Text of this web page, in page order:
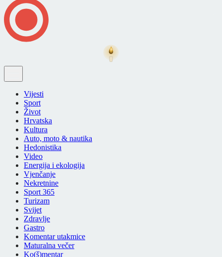
Vijesti
Sport
Život
Hrvatska
Kultura
Auto, moto & nautika
Hedonistika
Video
Energija i ekologija
Vjenčanje
Nekretnine
Sport 365
Turizam
Svijet
Zdravlje
Gastro
Komentar utakmice
Maturalna večer
Ko(š)mentar